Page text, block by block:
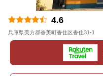
4.6
兵庫県美方郡香美町香住区香住31-1